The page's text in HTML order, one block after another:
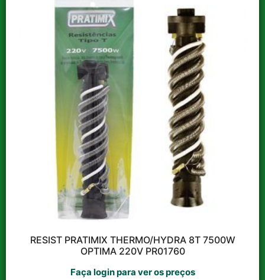
Catálogo de Cores das
Tintas PROPOP
Catálogo Radial
Prêmiação/brindes
sobre faturamento |
Catálogo Akrosul marca
própria
RESIST PRATIMIX THERMO/HYDRA 8T 7500W
OPTIMA 220V PR01760
Faça login para ver os preços